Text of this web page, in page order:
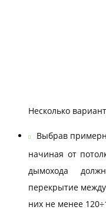
Несколько
Выбрав
начиная от
дымохода
перекрытие
них не менее